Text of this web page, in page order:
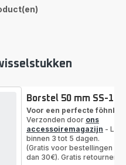
Borstel 50 mm SS-
Voor een perfecte
Verzonden door ons
accessoiremagazijn -
binnen 3 tot 5 dagen.
(Gratis voor bestellingen
dan 30€). Gratis